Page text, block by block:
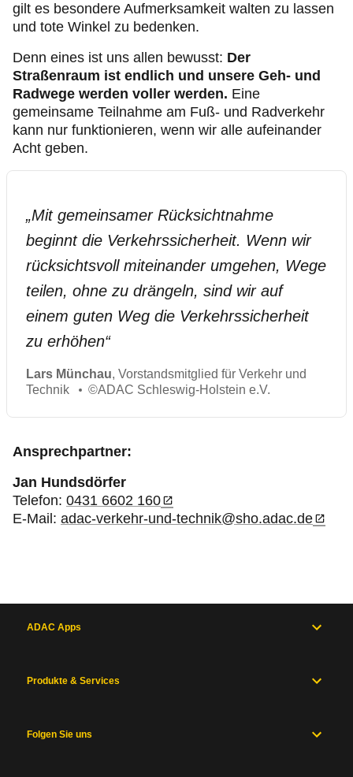
gilt es besondere Aufmerksamkeit walten zu lassen
und tote Winkel zu bedenken.
Denn eines ist uns allen bewusst: Der
Straßenraum ist endlich und unsere Geh- und
Radwege werden voller werden. Eine
gemeinsame Teilnahme am Fuß- und Radverkehr
kann nur funktionieren, wenn wir alle aufeinander
Acht geben.
„Mit gemeinsamer Rücksichtnahme
beginnt die Verkehrssicherheit. Wenn wir
rücksichtsvoll miteinander umgehen, Wege
teilen, ohne zu drängeln, sind wir auf
einem guten Weg die Verkehrssicherheit
zu erhöhen“
Lars Münchau, Vorstandsmitglied für Verkehr und
Technik
©ADAC Schleswig-Holstein e.V.
Ansprechpartner:
Jan Hundsdörfer
Telefon: 0431 6602 160
E-Mail: adac-verkehr-und-technik@sho.adac.de
ADAC Apps
Produkte & Services
Folgen Sie uns